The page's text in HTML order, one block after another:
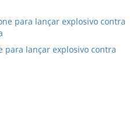
para lançar explosivo contra